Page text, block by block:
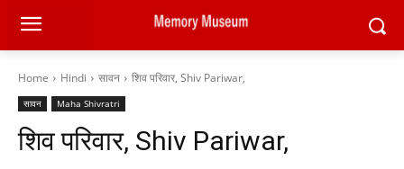
Home Hindi सावन शिव परिवार, Shiv Pariwar,
सावन Maha Shivratri
शिव परिवार, Shiv Pariwar,